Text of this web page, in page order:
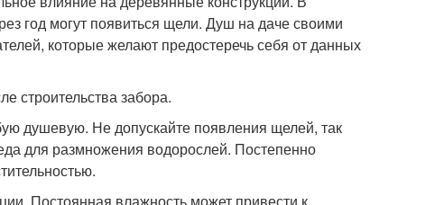
год могут появиться щели. Душ на даче своими
которые желают предостеречь себя от данных
строительства забора.
душевую. Не допускайте появления щелей, так
для размножения водорослей. Постепенно